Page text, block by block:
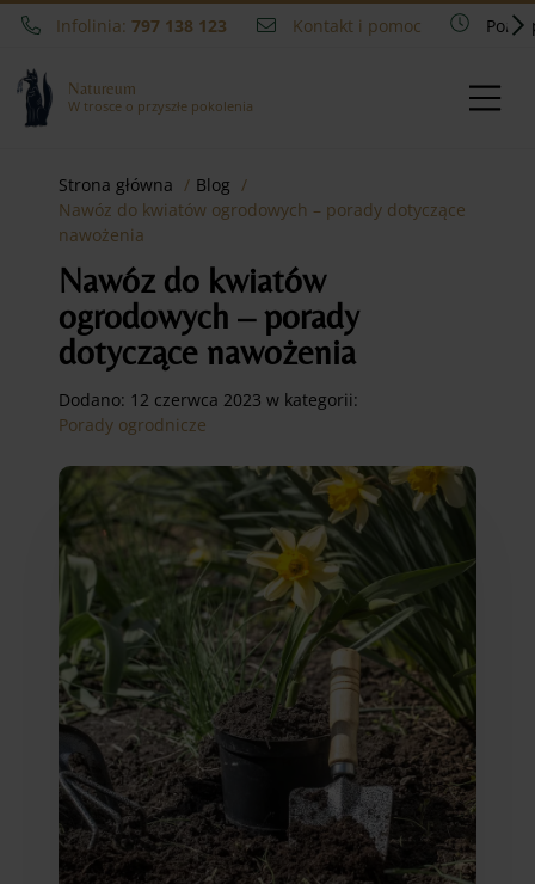
Infolinia:797 138 123 Kontakt i pomoc Pon -
Natureum
W trosce o przyszłe pokolenia
Strona główna
Blog
Nawóz do kwiatów ogrodowych – porady dotyczące
nawożenia
Nawóz do kwiatów
ogrodowych – porady
dotyczące nawożenia
Dodano: 12 czerwca 2023 w kategorii:
Porady ogrodnicze